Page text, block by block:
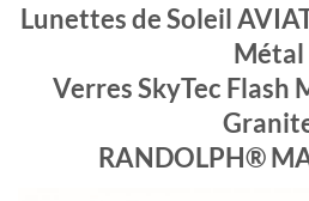
Lunettes de Soleil
Métal
Verres SkyTec Flash
RANDOLPH®